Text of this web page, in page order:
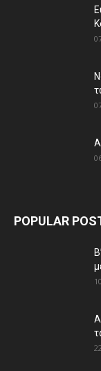
POPULAR